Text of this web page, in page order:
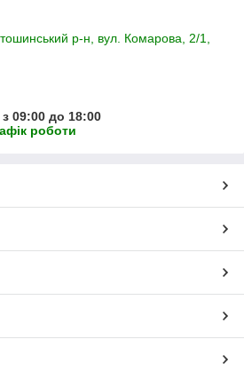
р-н, вул. Комарова, 2/1,
09:00 до 18:00
роботи